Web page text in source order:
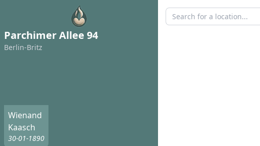
Parchimer Allee 94
Berlin-Britz
Wienand
Kaasch
30-01-1890